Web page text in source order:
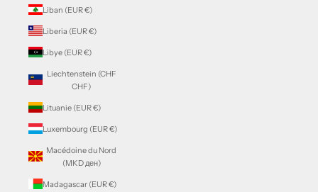
Liban (EUR €)
Liberia (EUR €)
Libye (EUR €)
Liechtenstein (CHF
CHF)
Lituanie (EUR €)
Luxembourg (EUR €)
Macédoine du Nord
(MKD ден)
Madagascar (EUR €)